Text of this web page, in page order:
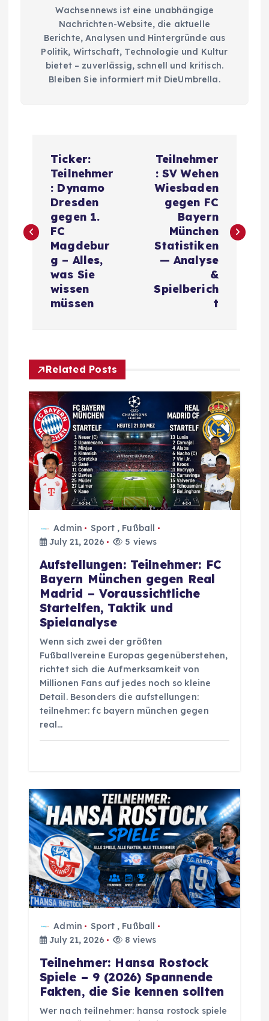
Wachsennews ist eine unabhängige
Nachrichten-Website, die aktuelle
Berichte, Analysen und Hintergründe aus
Politik, Wirtschaft, Technologie und Kultur
bietet – zuverlässig, schnell und kritisch.
Bleiben Sie informiert mit DieUmbrella.
t
g
a
t
o
Ticker:
Teilnehmer
: Dynamo
Dresden
gegen 1.
FC
Magdebur
g – Alles,
was Sie
wissen
müssen
Teilnehmer
: SV Wehen
Wiesbaden
gegen FC
Bayern
München
Statistiken
— Analyse
&
Spielberich
t
Related Posts
Admin Sport, Fußball
July 21, 2026
5 views
Aufstellungen: Teilnehmer: FC
Bayern München gegen Real
Madrid – Voraussichtliche
Startelfen, Taktik und
Spielanalyse
Wenn sich zwei der größten
Fußballvereine Europas gegenüberstehen,
richtet sich die Aufmerksamkeit von
Millionen Fans auf jedes noch so kleine
Detail. Besonders die aufstellungen:
teilnehmer: fc bayern münchen gegen
real…
Admin Sport, Fußball
July 21, 2026
8 views
Teilnehmer: Hansa Rostock
Spiele – 9 (2026) Spannende
Fakten, die Sie kennen sollten
Wer nach teilnehmer: hansa rostock spiele